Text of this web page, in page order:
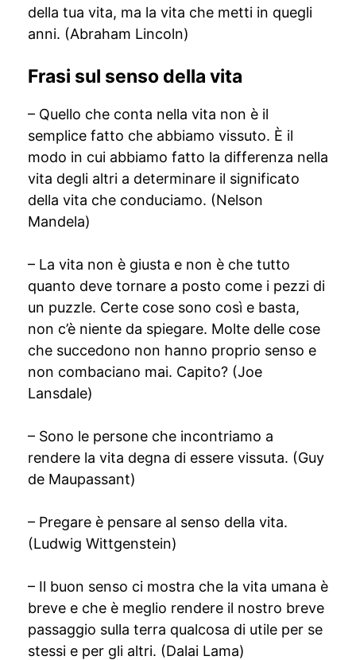
della tua vita, ma la vita che metti in quegli
anni. (Abraham Lincoln)
Frasi sul senso della vita
– Quello che conta nella vita non è il
semplice fatto che abbiamo vissuto. È il
modo in cui abbiamo fatto la differenza nella
vita degli altri a determinare il significato
della vita che conduciamo. (Nelson
Mandela)
– La vita non è giusta e non è che tutto
quanto deve tornare a posto come i pezzi di
un puzzle. Certe cose sono così e basta,
non c’è niente da spiegare. Molte delle cose
che succedono non hanno proprio senso e
non combaciano mai. Capito? (Joe
Lansdale)
– Sono le persone che incontriamo a
rendere la vita degna di essere vissuta. (Guy
de Maupassant)
– Pregare è pensare al senso della vita.
(Ludwig Wittgenstein)
– Il buon senso ci mostra che la vita umana è
breve e che è meglio rendere il nostro breve
passaggio sulla terra qualcosa di utile per se
stessi e per gli altri. (Dalai Lama)